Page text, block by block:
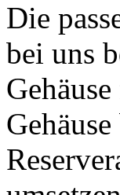
Die
bei uns